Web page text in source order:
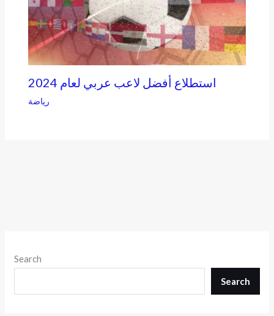
Search
Search
2024 استطلاع أفضل لاعب عربي لعام
رياضة